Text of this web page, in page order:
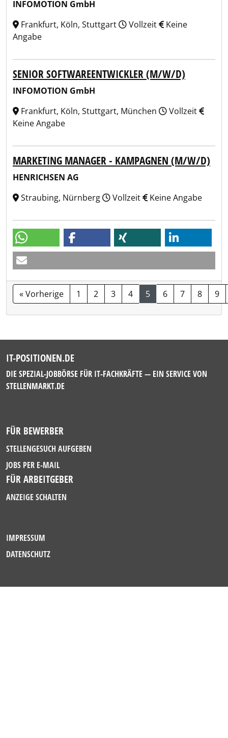
INFOMOTION GmbH
Frankfurt, Köln, Stuttgart
Vollzeit
Keine
Angabe
SENIOR SOFTWAREENTWICKLER (M/W/D)
INFOMOTION GmbH
Frankfurt, Köln, Stuttgart, München
Vollzeit
Keine Angabe
MARKETING MANAGER - KAMPAGNEN (M/W/D)
HENRICHSEN AG
Straubing, Nürnberg
Vollzeit Keine Angabe
« Vorherige 1 2 3 4 5 6 7 8 9
IT-POSITIONEN.DE
DIE SPEZIAL-JOBBÖRSE FÜR IT-FACHKRÄFTE — EIN SERVICE VON
STELLENMARKT.DE
FÜR BEWERBER
STELLENGESUCH AUFGEBEN
JOBS PER E-MAIL
FÜR ARBEITGEBER
ANZEIGE SCHALTEN
IMPRESSUM
DATENSCHUTZ